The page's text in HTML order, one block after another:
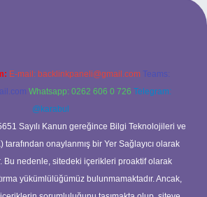
E-mail: backlinkpaneli@gmail.com Teams:
Whatsapp: 0262 606 0 726 Telegram:
@karabul
Sayılı Kanun gereğince Bilgi Teknolojileri ve
tarafından onaylanmış bir Yer Sağlayıcı olarak
Bu nedenle, sitedeki içerikleri proaktif olarak
yükümlülüğümüz bulunmamaktadır. Ancak,